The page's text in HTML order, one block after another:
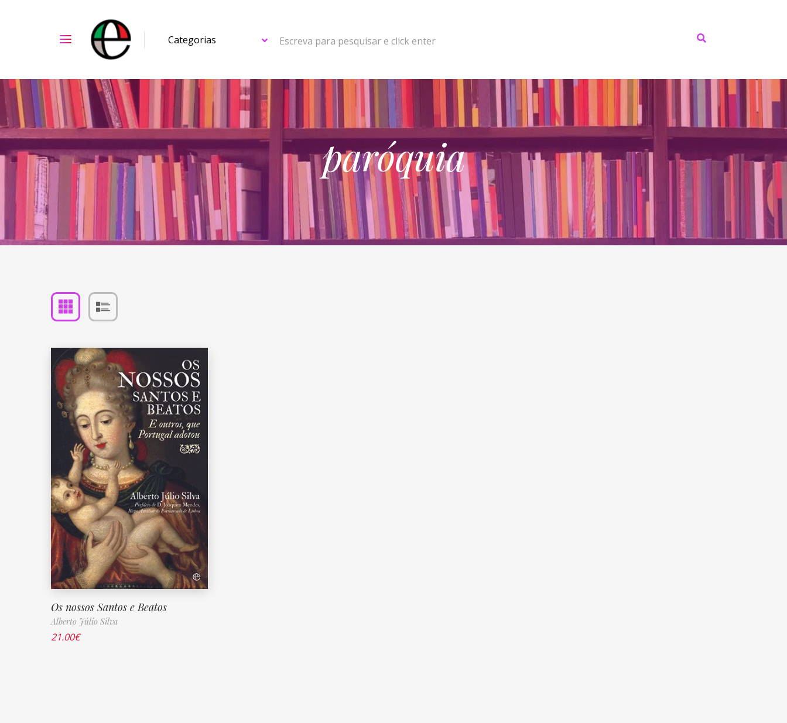
Escreva para pesquisar e click enter
paróquia
Os nossos Santos e Beatos
Alberto Júlio Silva
21.00€